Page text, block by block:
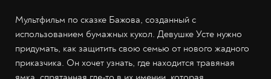
Мультфильм по сказке Бажова, созданный с
использованием бумажных кукол. Девушке Усте нужно
придумать, как защитить свою семью от нового жадного
приказчика. Он хочет узнать, где находится травяная